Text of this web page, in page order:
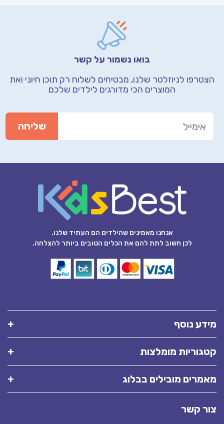
בואו נשמור על קשר
הצטרפו לניוזלטר שלנו, מבטיחים לשלוח רק תוכן חיוני ואת
המוצרים הכי מדורגים לילדים שלכם
אנחנו מאמינים שהילדים הם העתיד שלנו.
לכן חשוב לתת להם את הכלים הטובים ביותר להצלחה.
מידע נוסף
קטגוריות מומלצות
מאמרים מובילים בבלוג
צור קשר